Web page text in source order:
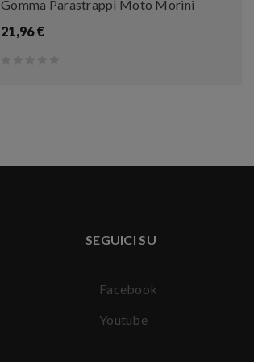
Gomma Parastrappi Moto Morini
21,96 €
SEGUICI SU
Facebook
Youtube